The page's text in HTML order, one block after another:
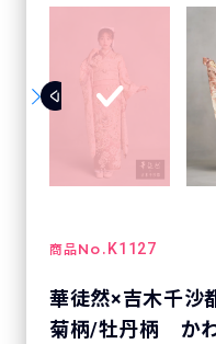
商品No. K1127
華徒然×吉木千
菊柄/牡丹柄 か